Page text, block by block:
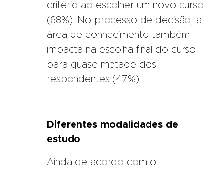
critério ao escolher um novo curso
(68%). No processo de decisão, a
área de conhecimento também
impacta na escolha final do curso
para quase metade dos
respondentes (47%).
Diferentes modalidades de
estudo
Ainda de acordo com o